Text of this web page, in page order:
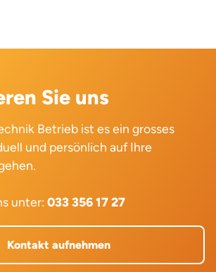
Sie uns
Betrieb ist es ein grosses
und persönlich auf Ihre
unter: 033 356 17 27
Kontakt aufnehmen